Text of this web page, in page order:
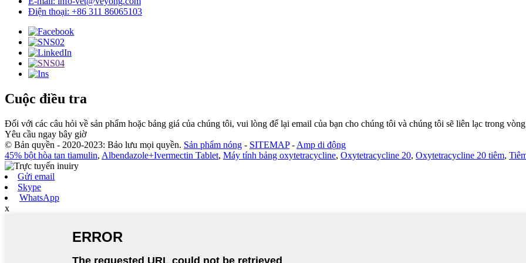
Điện thoại: +86 311 86065103
Cuộc điều tra
Đối với các câu hỏi về sản phẩm hoặc bảng giá của chúng tôi, vui lòng để lại email của bạn cho chúng tôi và chúng tôi sẽ liên lạc trong
Yêu cầu ngay bây giờ
© Bản quyền - 2020-2023: Bảo lưu mọi quyền. Sản phẩm nóng - SITEMAP- Amp di động
45% bột hòa tan tiamulin, Albendazole+Ivermectin Tablet, Máy tính bảng oxytetracycline, Oxytetracycline 20, Oxytetracycline 20 tiêm,
Gửi email
Skype
WhatsApp
x